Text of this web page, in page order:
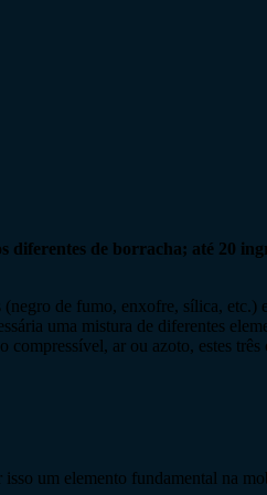
de borracha; até 20
de fumo, enxofre, sílica, etc.)
uma mistura de diferentes
ar ou azoto, estes
um elemento fundamental na